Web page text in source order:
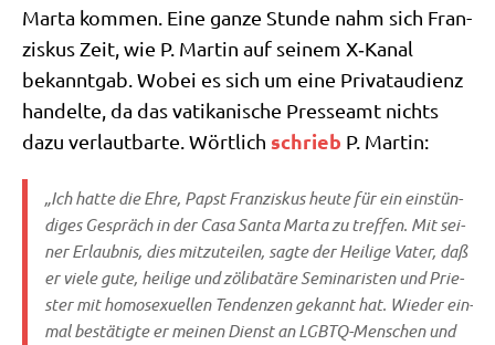
Mar­ta kom­men. Eine gan­ze Stun­de nahm sich Fran­
zis­kus Zeit, wie P. Mar­tin auf sei­nem X‑Kanal
bekannt­gab. Wobei es sich um eine Pri­vat­au­di­enz
han­del­te, da das vati­ka­ni­sche Pres­se­amt nichts
dazu ver­laut­bar­te. Wört­lich schrieb P. Martin:
„Ich hat­te die Ehre, Papst Fran­zis­kus heu­te für ein ein­stün­
di­ges Gespräch in der Casa San­ta Mar­ta zu tref­fen. Mit sei­
ner Erlaub­nis, dies mit­zu­tei­len, sag­te der Hei­li­ge Vater, daß
er vie­le gute, hei­li­ge und zöli­ba­t­ä­re Semi­na­ri­sten und Prie­
ster mit homo­se­xu­el­len Ten­den­zen gekannt hat. Wie­der ein­
mal bestä­tig­te er mei­nen Dienst an LGBTQ-Men­schen und